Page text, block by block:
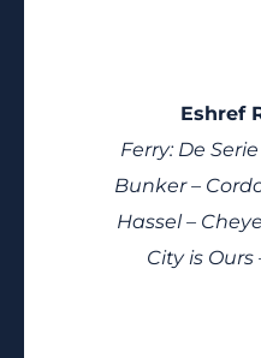
Eshref
Ferry: De
Bunker –
Hassel –
City is Ours